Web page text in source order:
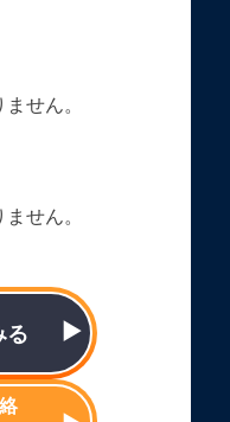
せん。
せん。
る